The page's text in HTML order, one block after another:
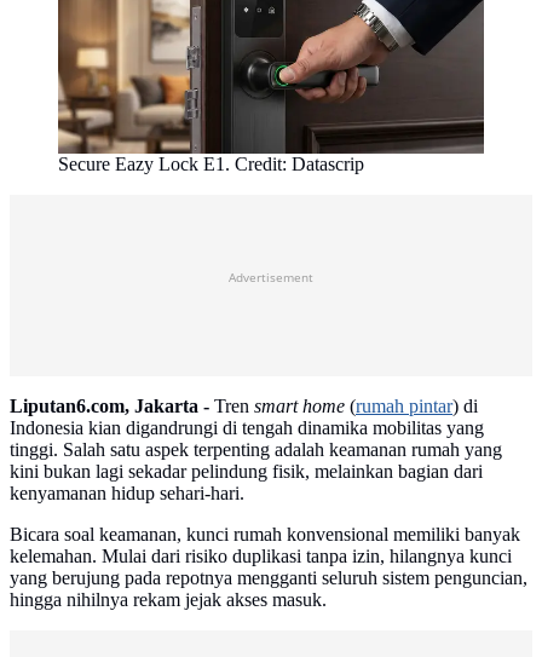
Secure Eazy Lock E1. Credit: Datascrip
Advertisement
Liputan6.com, Jakarta - Tren smart home (rumah pintar) di
Indonesia kian digandrungi di tengah dinamika mobilitas yang
tinggi. Salah satu aspek terpenting adalah keamanan rumah yang
kini bukan lagi sekadar pelindung fisik, melainkan bagian dari
kenyamanan hidup sehari-hari.
Bicara soal keamanan, kunci rumah konvensional memiliki banyak
kelemahan. Mulai dari risiko duplikasi tanpa izin, hilangnya kunci
yang berujung pada repotnya mengganti seluruh sistem penguncian,
hingga nihilnya rekam jejak akses masuk.